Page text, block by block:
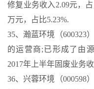
修复业务收入2.09元，
万元，占比5.23%.
35、瀚蓝环境（600323
的运营商;已形成了由
2017年上半年固废业务
36、兴蓉环境（000598